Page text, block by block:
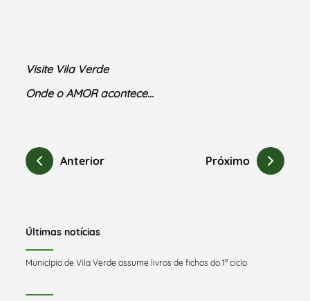
Visite Vila Verde
Onde o AMOR acontece…
Anterior Próximo
Últimas notícias
Município de Vila Verde assume livros de fichas do 1º ciclo